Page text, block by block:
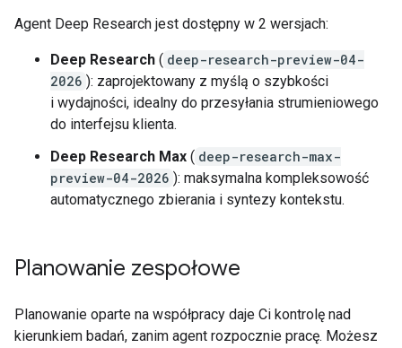
Agent Deep Research jest dostępny w 2 wersjach:
Deep Research ( deep-research-preview-04-
2026 ): zaprojektowany z myślą o szybkości
i wydajności, idealny do przesyłania strumieniowego
do interfejsu klienta.
Deep Research Max ( deep-research-max-
preview-04-2026 ): maksymalna kompleksowość
automatycznego zbierania i syntezy kontekstu.
Planowanie zespołowe
Planowanie oparte na współpracy daje Ci kontrolę nad
kierunkiem badań, zanim agent rozpocznie pracę. Możesz